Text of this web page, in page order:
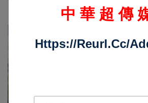
中 華 超 傳
Https://reurl.cc/